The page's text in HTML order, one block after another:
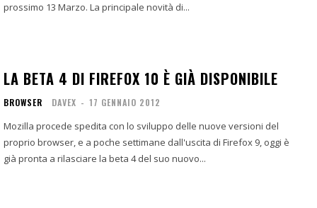
prossimo 13 Marzo. La principale novità di...
LA BETA 4 DI FIREFOX 10 È GIÀ DISPONIBILE
BROWSER DAVEX - 17 GENNAIO 2012
Mozilla procede spedita con lo sviluppo delle nuove versioni del
proprio browser, e a poche settimane dall'uscita di Firefox 9, oggi è
già pronta a rilasciare la beta 4 del suo nuovo...